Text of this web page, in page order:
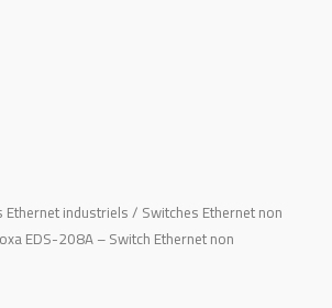
Ethernet industriels/ Switches Ethernet non
EDS-208A – Switch Ethernet non